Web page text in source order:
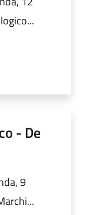
- De
9